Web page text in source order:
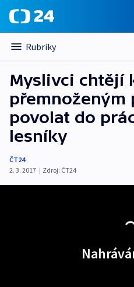
Rubriky
Myslivci chtějí
přemnoženým
povolat do
lesníky
ČT24
2. 3. 2017 | Zdroj: ČT24